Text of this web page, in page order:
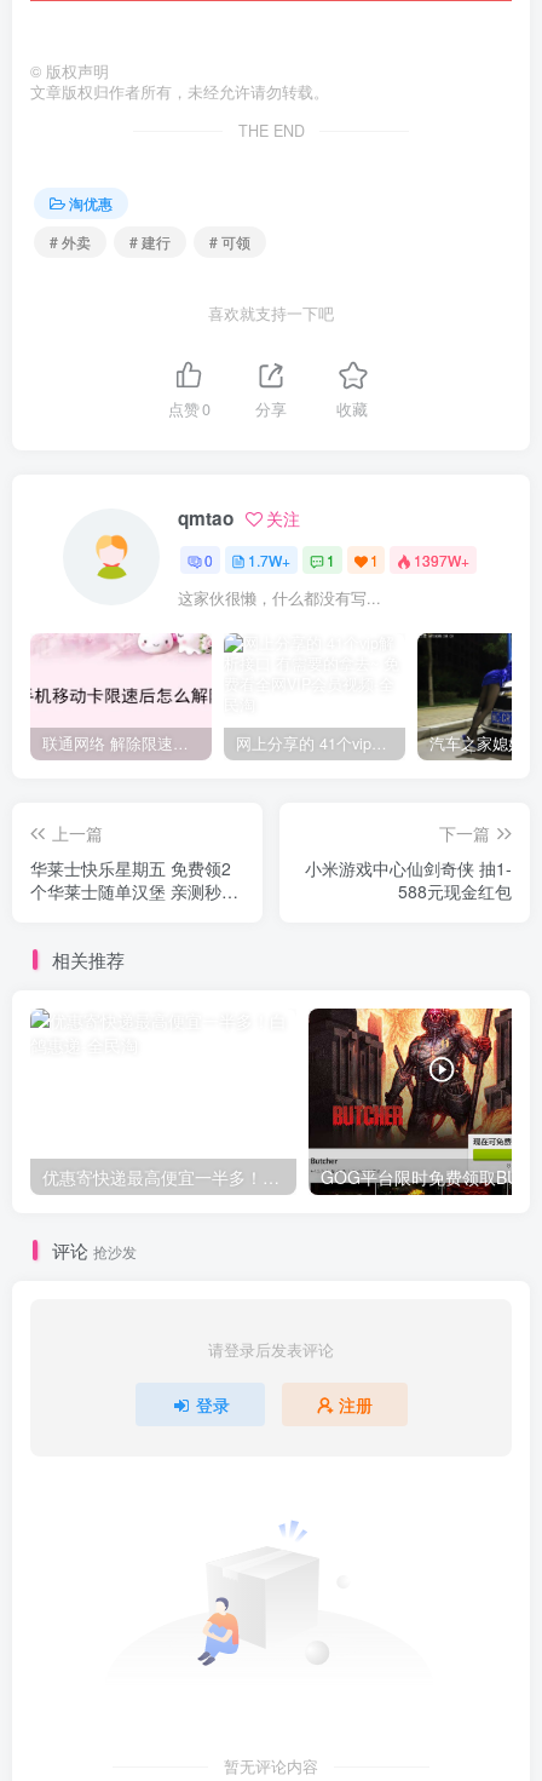
© 版权声明
文章版权归作者所有，未经允许请勿转载。
THE END
淘优惠
# 外卖
# 建行 # 可领
喜欢就支持一下吧
点赞0 分享 收藏
qmtao 关注
0 1.7W+ 1 1 1397W+
这家伙很懒，什么都没有写...
联通网络 解除限速方法参考！畅享、畅玩、老白干等及其它地区自测了 网上分享的 41个vip解析接口 有需要的拿去~ 免费看全网VIP会员视频
上一篇
华莱士快乐星期五 免费领2
个华莱士随单汉堡 亲测秒到
下一篇
小米游戏中心仙剑奇侠 抽1-
588元现金红包
相关推荐
评论 抢沙发
请登录后发表评论
登录 注册
暂无评论内容